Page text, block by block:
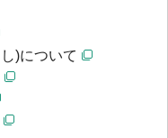
)について